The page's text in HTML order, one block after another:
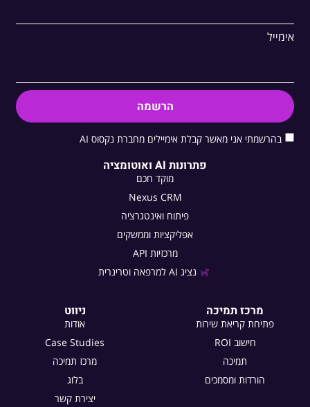
ניווט
אודות
Case Studies
מרכז תמיכה
בלוג
יצירת קשר
פתרונות AI ואוטומציה
מוקד חכם
Nexus CRM
פיתוח ואינטגרציה
אפליקציות וממשקים
מרכזיות API
נציג AI למרפאה וטרינרית
מרכז תמיכה
פתיחת קריאת שירות
חישוב ROI
תמיכה
הורדות ומסמכים
אימייל
בהרשמתי אני מאשר קבלת אימיילים מחברת נקסוס AI
הרשמה